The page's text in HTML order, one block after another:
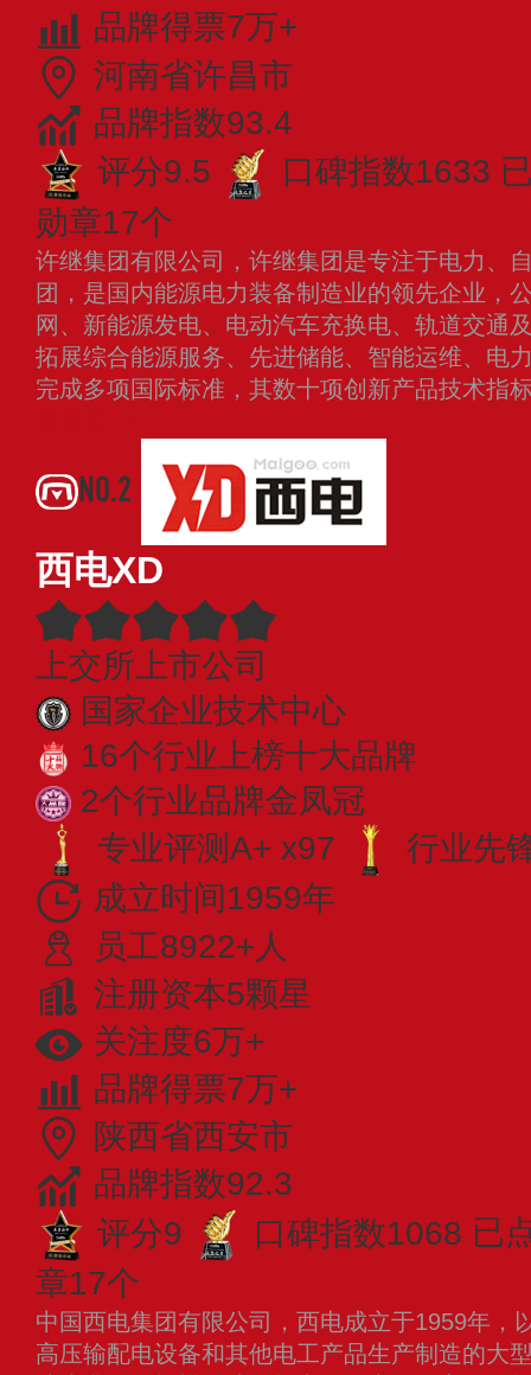
品牌得票7万+
河南省许昌市
品牌指数93.4
评分9.5
口碑指数1633
勋章17个
许继集团有限公司，许继集团是专注于电力、
团，是国内能源电力装备制造业的领先企业，
网、新能源发电、电动汽车充换电、轨道交通
拓展综合能源服务、先进储能、智能运维、电
完成多项国际标准，其数十项创新产品技术指
NO.2
西电XD
上交所上市公司
国家企业技术中心
16个行业上榜十大品牌
2个行业品牌金凤冠
专业评测A+ x97
行业先
成立时间1959年
员工8922+人
注册资本5颗星
关注度6万+
品牌得票7万+
陕西省西安市
品牌指数92.3
评分9
口碑指数1068 已
章17个
中国西电集团有限公司，西电成立于1959年，
高压输配电设备和其他电工产品生产制造的大